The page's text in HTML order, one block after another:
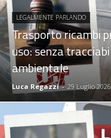
LEGALMENTE PARLANDO
Trasporto ricambi
uso: senza
ambientale
Luca Regazzi - 29 Luglio 2026